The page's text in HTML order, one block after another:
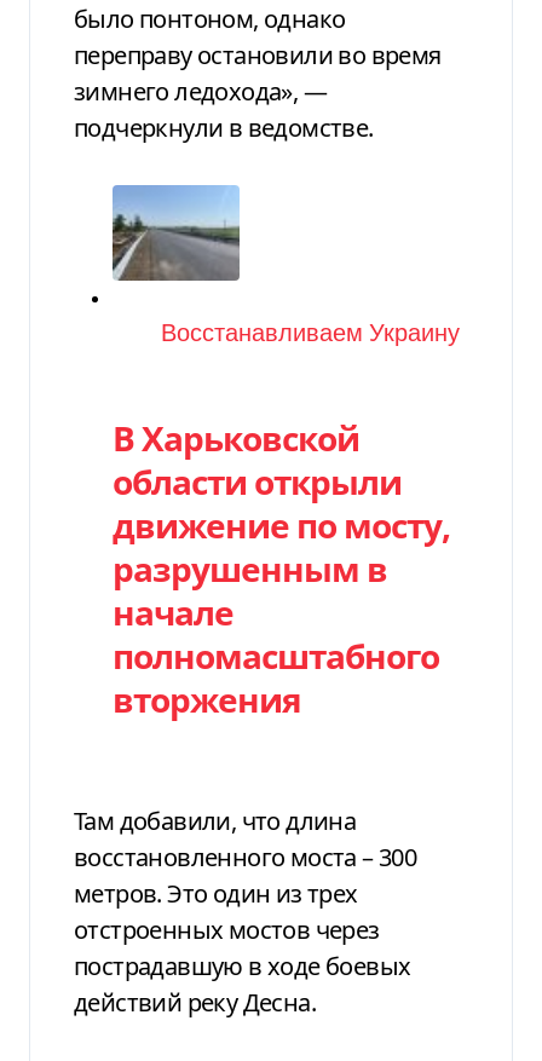
было понтоном, однако
переправу остановили во время
зимнего ледохода», —
подчеркнули в ведомстве.
Категория
Восстанавливаем Украину
В Харьковской
области открыли
движение по мосту,
разрушенным в
начале
полномасштабного
вторжения
Там добавили, что длина
восстановленного моста – 300
метров. Это один из трех
отстроенных мостов через
пострадавшую в ходе боевых
действий реку Десна.